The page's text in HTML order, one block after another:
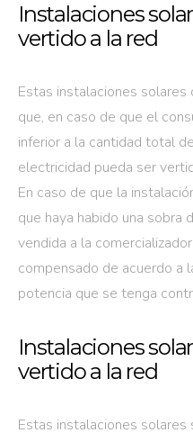
Instalaciones
vertido a la red
Estas instalaciones solares
que, en caso de que el
inferior a la cantidad total
electricidad pueda ser
En caso de que la
que haya habido una
vendida a la
compensado de acuerdo a
potencia que se tenga
Instalaciones
vertido a la red
Estas instalaciones